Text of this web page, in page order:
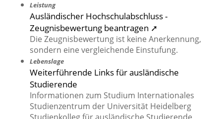
Leistung
Ausländischer Hochschulabschluss -
Zeugnisbewertung beantragen ➚
Die Zeugnisbewertung ist keine Anerkennung,
sondern eine vergleichende Einstufung.
Lebenslage
Weiterführende Links für ausländische
Studierende
Informationen zum Studium Internationales
Studienzentrum der Universität Heidelberg